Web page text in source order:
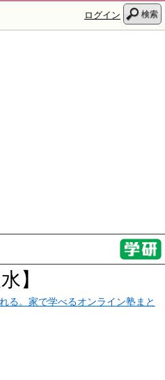
ログイン 検索
】
る。家で学べるオンライン塾まと